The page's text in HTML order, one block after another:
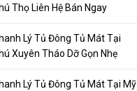
Thọ Liên Hệ Bán Ngay
Lý Tủ Đông Tủ Mát Tại
Xuyên Tháo Dỡ Gọn Nhẹ
Lý Tủ Đông Tủ Mát Tại Mỹ